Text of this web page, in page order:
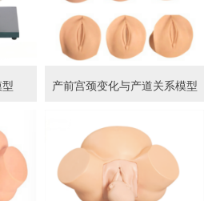
产前宫颈变化与产道关系模型